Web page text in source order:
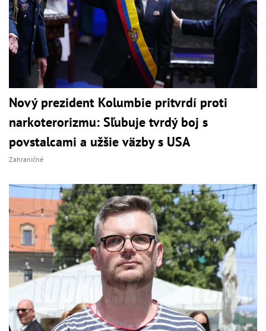
Nový prezident Kolumbie pritvrdí proti
narkoterorizmu: Sľubuje tvrdý boj s
povstalcami a užšie väzby s USA
Zahraničné